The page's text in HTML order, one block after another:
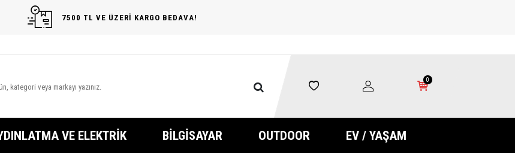
7500 TL VE ÜZERİ KARGO BEDAVA!
0
VE ELEKTRIK BILGISAYAR OUTDOOR EV / YAŞAM